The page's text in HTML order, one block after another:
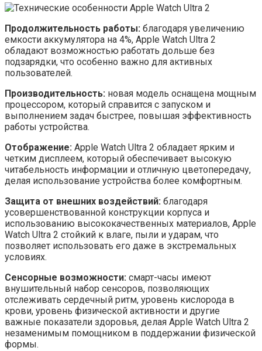
Продолжительность работы: благодаря увеличению
емкости аккумулятора на 4%, Apple Watch Ultra 2
обладают возможностью работать дольше без
подзарядки, что особенно важно для активных
пользователей.
Производительность: новая модель оснащена мощным
процессором, который справится с запуском и
выполнением задач быстрее, повышая эффективность
работы устройства.
Отображение: Apple Watch Ultra 2 обладает ярким и
четким дисплеем, который обеспечивает высокую
читабельность информации и отличную цветопередачу,
делая использование устройства более комфортным.
Защита от внешних воздействий: благодаря
усовершенствованной конструкции корпуса и
использованию высококачественных материалов, Apple
Watch Ultra 2 стойкий к влаге, пыли и ударам, что
позволяет использовать его даже в экстремальных
условиях.
Сенсорные возможности: смарт-часы имеют
внушительный набор сенсоров, позволяющих
отслеживать сердечный ритм, уровень кислорода в
крови, уровень физической активности и другие
важные показатели здоровья, делая Apple Watch Ultra 2
незаменимым помощником в поддержании физической
формы.